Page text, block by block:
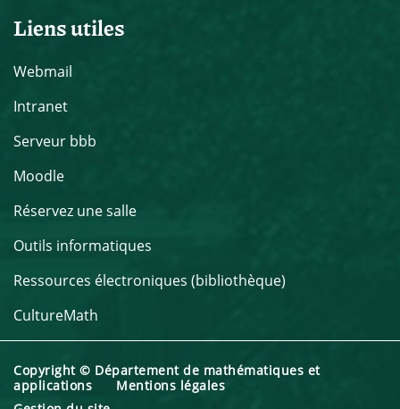
Liens utiles
Webmail
Intranet
Serveur bbb
Moodle
Réservez une salle
Outils informatiques
Ressources électroniques (bibliothèque)
CultureMath
Copyright © Département de mathématiques et
applications Mentions légales